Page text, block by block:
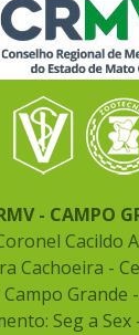
- CAMPO
Cacildo
Cachoeira -
Campo Grande
Seg a Sex